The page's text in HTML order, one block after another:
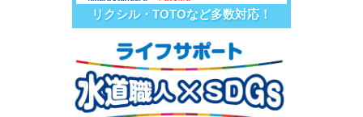
リクシル・TOTOなど多数対応！